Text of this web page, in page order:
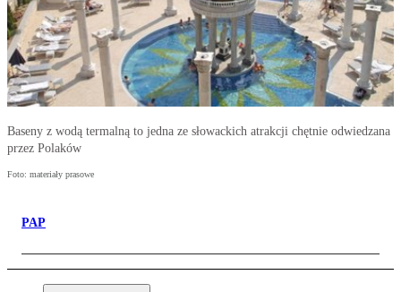
Baseny z wodą termalną to jedna ze słowackich atrakcji chętnie odwiedzana
przez Polaków
Foto: materiały prasowe
PAP